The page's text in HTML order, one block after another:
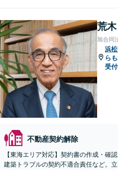
荒
旭合同
浜
ら
受
不動産契約解除
【東海エリア対応】契約書の作成・確
建築トラブルの契約不適合責任など。